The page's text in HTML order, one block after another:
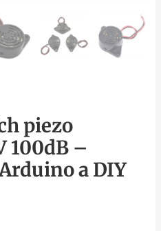
piezo
100dB –
a DIY